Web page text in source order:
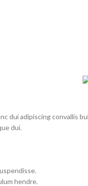
dui adipiscing
dui.
hendre.